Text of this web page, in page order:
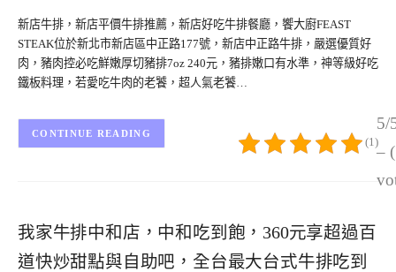
新店牛排，新店平價牛排推薦，新店好吃牛排餐廳，饗大廚FEAST
STEAK位於新北市新店區中正路177號，新店中正路牛排，嚴選優質好
肉，豬肉控必吃鮮嫩厚切豬排7oz 240元，豬排嫩口有水準，神等級好吃
鐵板料理，若愛吃牛肉的老饕，超人氣老饕…
5/
–
(1)
CONTINUE READING
我家牛排中和店，中和吃到飽，360元享超過百
道快炒甜點與自助吧，全台最大台式牛排吃到